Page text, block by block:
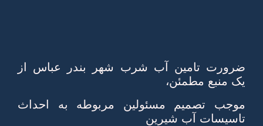
ضرورت تامين آب شرب شهر بندر عباس از
يک منبع مطمئن،
موجب تصميم مسئولين مربوطه به احداث
تاسيسات آب شيرين